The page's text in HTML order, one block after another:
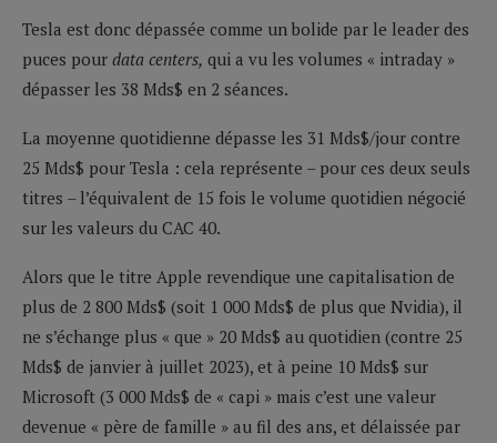
Tesla est donc dépassée comme un bolide par le leader des
puces pour data centers, qui a vu les volumes « intraday »
dépasser les 38 Mds$ en 2 séances.
La moyenne quotidienne dépasse les 31 Mds$/jour contre
25 Mds$ pour Tesla : cela représente – pour ces deux seuls
titres – l’équivalent de 15 fois le volume quotidien négocié
sur les valeurs du CAC 40.
Alors que le titre Apple revendique une capitalisation de
plus de 2 800 Mds$ (soit 1 000 Mds$ de plus que Nvidia), il
ne s’échange plus « que » 20 Mds$ au quotidien (contre 25
Mds$ de janvier à juillet 2023), et à peine 10 Mds$ sur
Microsoft (3 000 Mds$ de « capi » mais c’est une valeur
devenue « père de famille » au fil des ans, et délaissée par